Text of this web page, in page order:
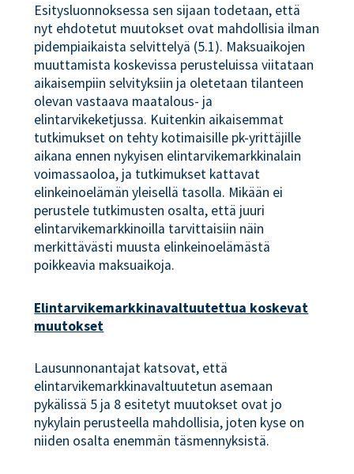
Esitysluonnoksessa sen sijaan todetaan, että
nyt ehdotetut muutokset ovat mahdollisia ilman
pidempiaikaista selvittelyä (5.1). Maksuaikojen
muuttamista koskevissa perusteluissa viitataan
aikaisempiin selvityksiin ja oletetaan tilanteen
olevan vastaava maatalous- ja
elintarvikeketjussa. Kuitenkin aikaisemmat
tutkimukset on tehty kotimaisille pk-yrittäjille
aikana ennen nykyisen elintarvikemarkkinalain
voimassaoloa, ja tutkimukset kattavat
elinkeinoelämän yleisellä tasolla. Mikään ei
perustele tutkimusten osalta, että juuri
elintarvikemarkkinoilla tarvittaisiin näin
merkittävästi muusta elinkeinoelämästä
poikkeavia maksuaikoja.
Elintarvikemarkkinavaltuutettua koskevat
muutokset
Lausunnonantajat katsovat, että
elintarvikemarkkinavaltuutetun asemaan
pykälissä 5 ja 8 esitetyt muutokset ovat jo
nykylain perusteella mahdollisia, joten kyse on
niiden osalta enemmän täsmennyksistä.